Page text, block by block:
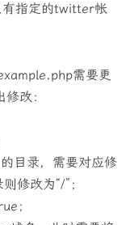
有指定的twitter帐
需要更
改：
目录，需要对应修
修改为“/”；
；